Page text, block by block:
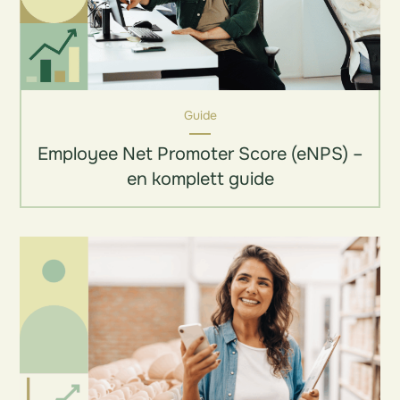
Guide
Employee Net Promoter Score (eNPS) –
en komplett guide